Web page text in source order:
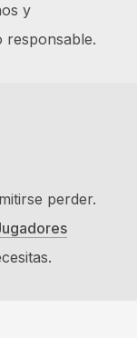
y
responsable.
perder.